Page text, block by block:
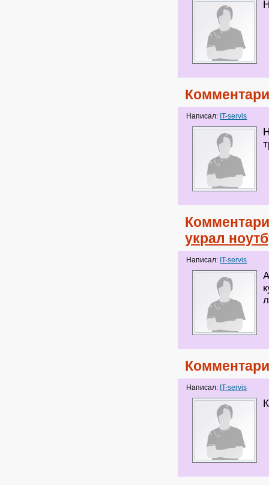
Написал: IT-servis
украл
Написал: IT-servis
Написал: IT-servis